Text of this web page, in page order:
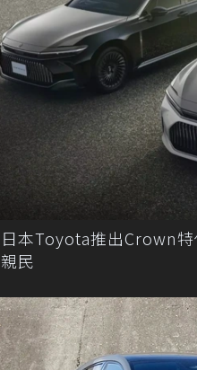
日本Toyota推出Crown
親民